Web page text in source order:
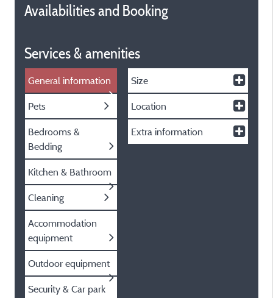
Availabilities and Booking
Services & amenities
General information
Pets
Bedrooms &
Bedding
Kitchen & Bathroom
Cleaning
Accommodation
equipment
Outdoor equipment
Security & Car park
Size
Location
Extra information